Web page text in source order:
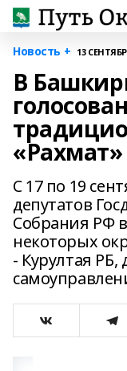
Новость + 13
В
«Рахмат»
С 17 по 19
депутатов
Собрания РФ
некоторых
- Курултая РБ,